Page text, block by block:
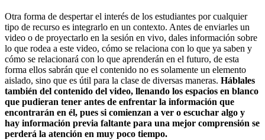
Otra forma de despertar el interés de los estudiantes por cualquier
tipo de recurso es integrarlo en un contexto. Antes de enviarles un
video o de proyectarlo en la sesión en vivo, dales información sobre
lo que rodea a este video, cómo se relaciona con lo que ya saben y
cómo se relacionará con lo que aprenderán en el futuro, de esta
forma ellos sabrán que el contenido no es solamente un elemento
aislado, sino que es útil para la clase de diversas maneras. Háblales
también del contenido del video, llenando los espacios en blanco
que pudieran tener antes de enfrentar la información que
encontrarán en él, pues si comienzan a ver o escuchar algo y
hay información previa faltante para una mejor comprensión se
perderá la atención en muy poco tiempo.